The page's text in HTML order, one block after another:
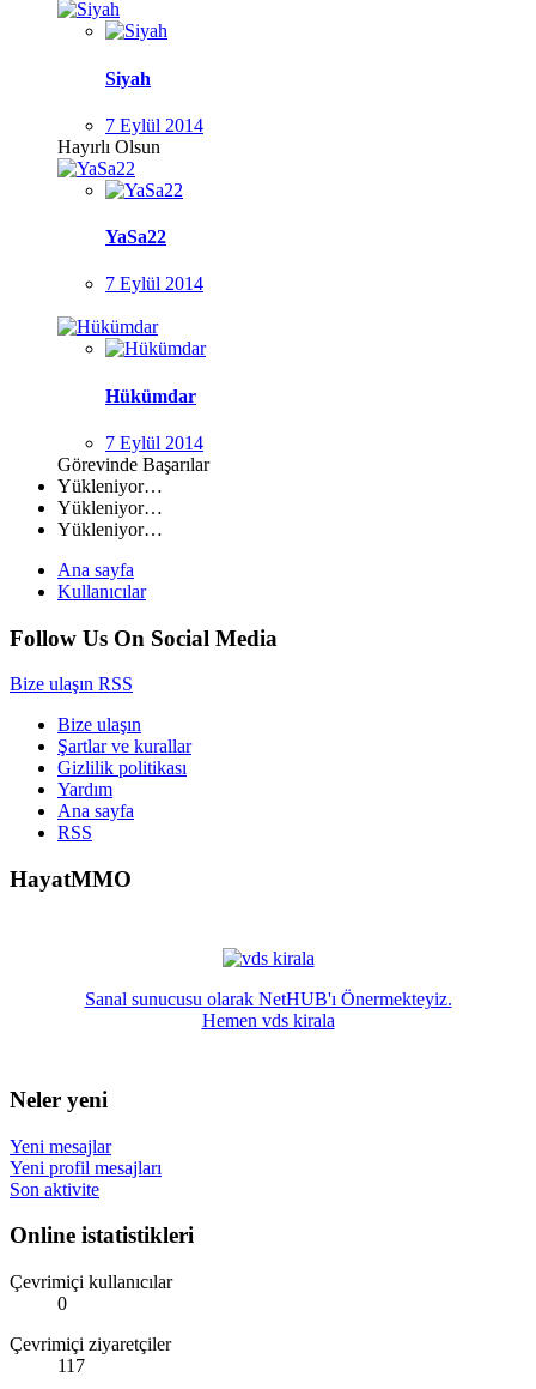
Siyah
7 Eylül 2014
Hayırlı Olsun
YaSa22
7 Eylül 2014
Hükümdar
7 Eylül 2014
Görevinde Başarılar
Yükleniyor…
Yükleniyor…
Yükleniyor…
Ana sayfa
Kullanıcılar
Follow Us On Social Media
Bize ulaşın RSS
Bize ulaşın
Şartlar ve kurallar
Gizlilik politikası
Yardım
Ana sayfa
RSS
HayatMMO
Sanal sunucusu olarak NetHUB'ı Önermekteyiz.
Hemen vds kirala
Neler yeni
Yeni mesajlar
Yeni profil mesajları
Son aktivite
Online istatistikleri
Çevrimiçi kullanıcılar
0
Çevrimiçi ziyaretçiler
117